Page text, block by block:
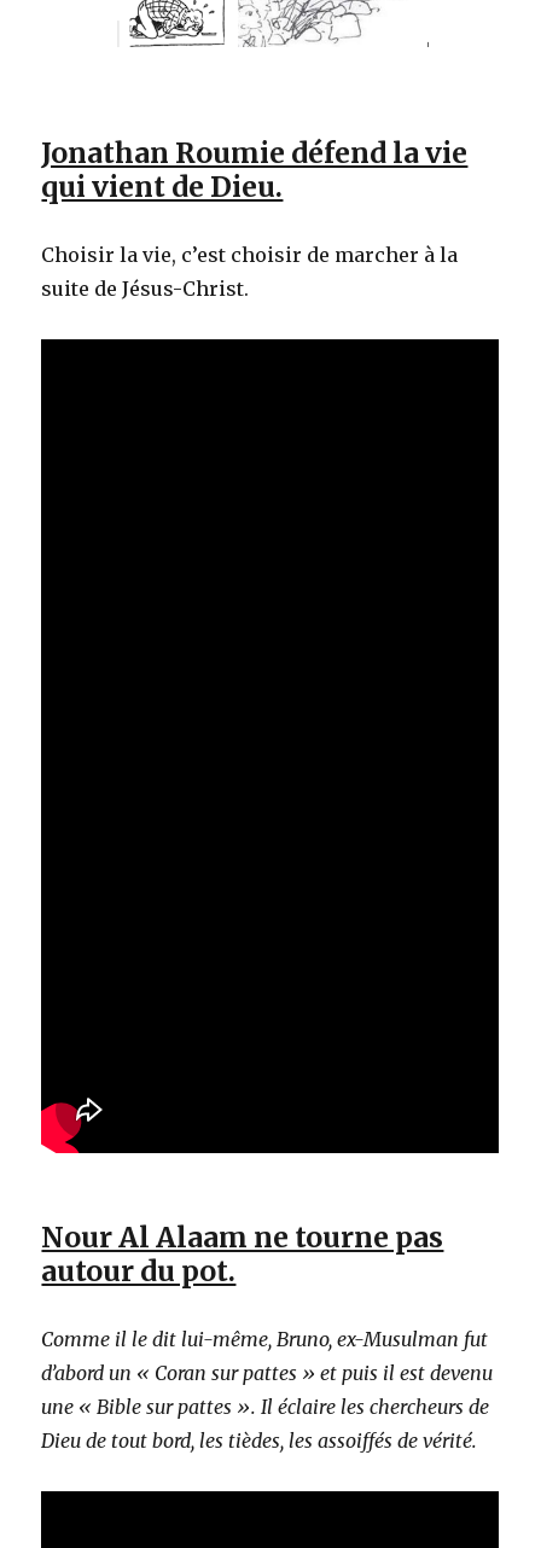
Jonathan Roumie défend la vie
qui vient de Dieu.
Choisir la vie, c’est choisir de marcher à la
suite de Jésus-Christ.
Nour Al Alaam ne tourne pas
autour du pot.
Comme il le dit lui-même, Bruno, ex-Musulman fut
d’abord un « Coran sur pattes » et puis il est devenu
une « Bible sur pattes ». Il éclaire les chercheurs de
Dieu de tout bord, les tièdes, les assoiffés de vérité.